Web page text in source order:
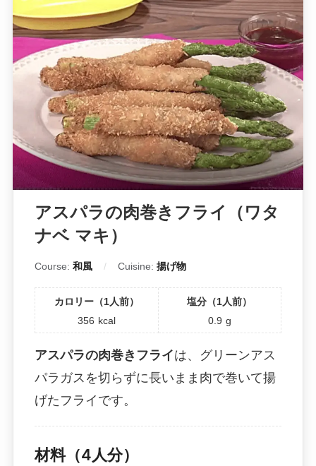
アスパラの肉巻きフライ（ワタ
ナベ マキ）
Course: 和風 Cuisine: 揚げ物
カロリー（1人前）
356 kcal
塩分（1人前）
0.9 g
アスパラの肉巻きフライは、グリーンアス
パラガスを切らずに長いまま肉で巻いて揚
げたフライです。
材料（4人分）